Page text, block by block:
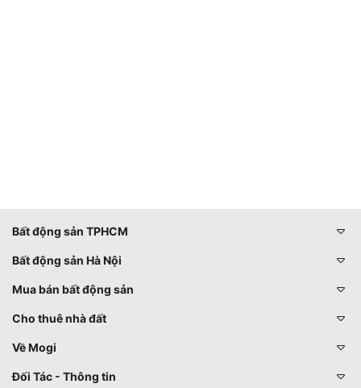
Bất động sản TPHCM
Bất động sản Hà Nội
Mua bán bất động sản
Cho thuê nhà đất
Về Mogi
Đối Tác - Thông tin